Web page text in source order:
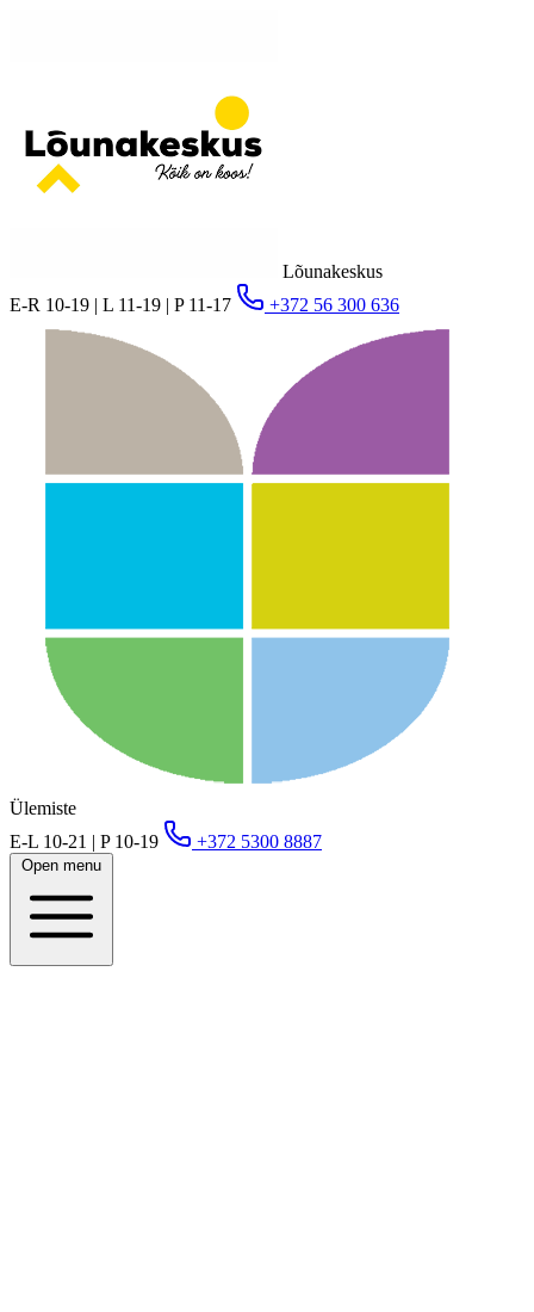
Lõunakeskus
E-R 10-19 | L 11-19 | P 11-17
+372 56 300 636
Ülemiste
E-L 10-21 | P 10-19
+372 5300 8887
Open menu